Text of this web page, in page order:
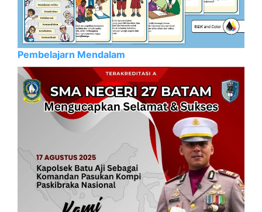
Pembelajarn Mendalam